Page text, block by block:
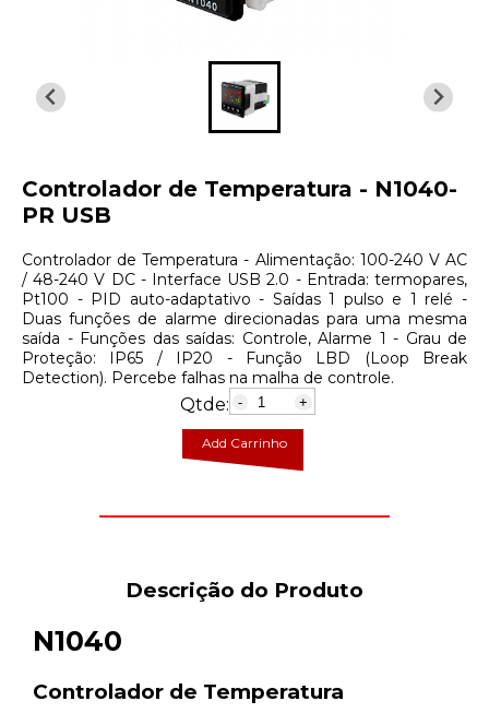
Controlador de Temperatura - N1040-
PR USB
Controlador de Temperatura - Alimentação: 100-240 V AC
/ 48-240 V DC - Interface USB 2.0 - Entrada: termopares,
Pt100 - PID auto-adaptativo - Saídas 1 pulso e 1 relé -
Duas funções de alarme direcionadas para uma mesma
saída - Funções das saídas: Controle, Alarme 1 - Grau de
Proteção: IP65 / IP20 - Função LBD (Loop Break
Detection). Percebe falhas na malha de controle.
Qtde: - +
Add Carrinho
Descrição do Produto
N1040
Controlador de Temperatura